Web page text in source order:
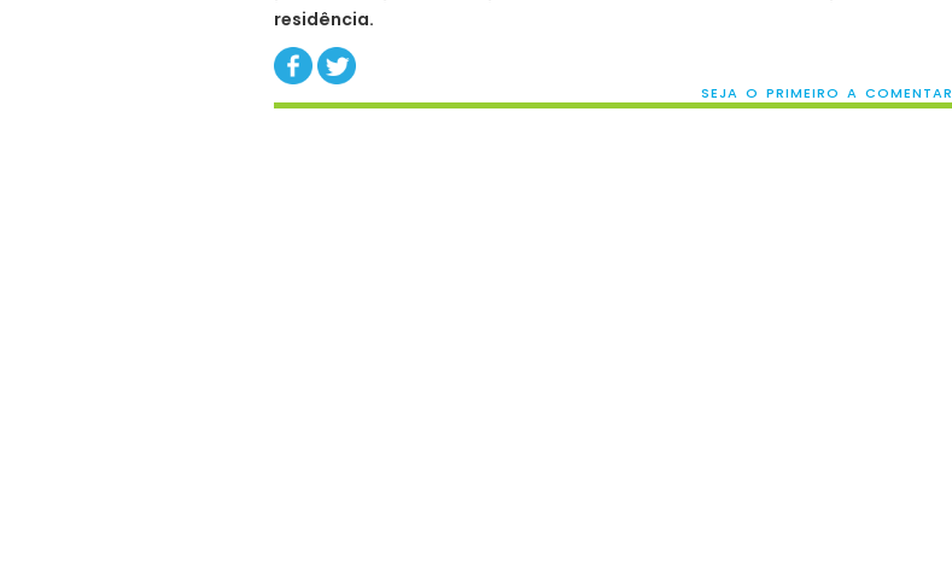
residência.
SEJA O PRIMEIRO A COMENTAR